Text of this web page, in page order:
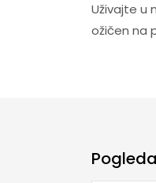
Uživajte u
ožičen na